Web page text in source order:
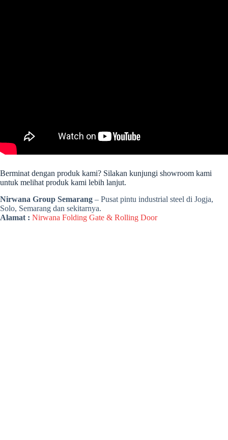
Berminat dengan produk kami? Silakan kunjungi showroom kami
untuk melihat produk kami lebih lanjut.
Nirwana Group Semarang – Pusat pintu industrial steel di Jogja,
Solo, Semarang dan sekitarnya.
Alamat : Nirwana Folding Gate & Rolling Door